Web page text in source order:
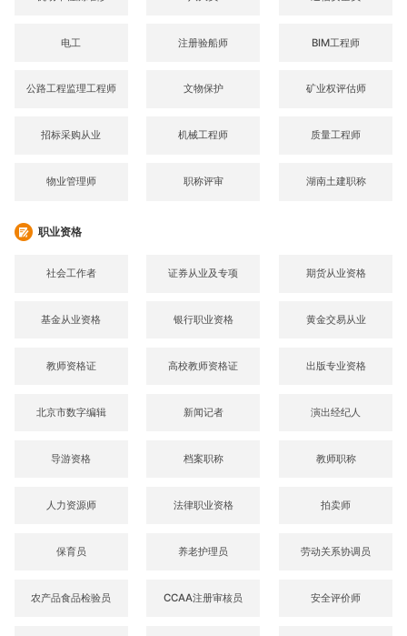
电工 注册验船师 BIM工程师
公路工程监理工程师 文物保护 矿业权评估师
招标采购从业 机械工程师 质量工程师
物业管理师 职称评审 湖南土建职称
职业资格
社会工作者 证券从业及专项 期货从业资格
基金从业资格 银行职业资格 黄金交易从业
教师资格证 高校教师资格证 出版专业资格
北京市数字编辑 新闻记者 演出经纪人
导游资格 档案职称 教师职称
人力资源师 法律职业资格 拍卖师
保育员 养老护理员 劳动关系协调员
农产品食品检验员 CCAA注册审核员 安全评价师